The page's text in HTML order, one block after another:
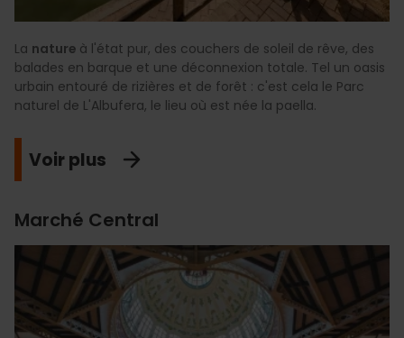
La nature à l'état pur, des couchers de soleil de rêve, des
balades en barque et une déconnexion totale. Tel un oasis
urbain entouré de rizières et de forêt : c'est cela le Parc
naturel de L'Albufera, le lieu où est née la paella.
Voir plus
Marché Central